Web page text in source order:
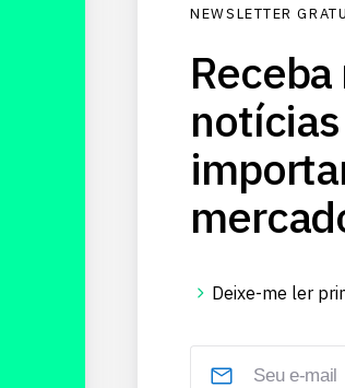
NEWSLETTER
Deixe-me ler